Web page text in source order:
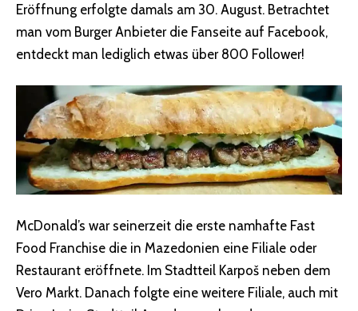
Eröffnung erfolgte damals am 30. August. Betrachtet
man vom Burger Anbieter die Fanseite auf Facebook,
entdeckt man lediglich etwas über 800 Follower!
McDonald’s war seinerzeit die erste namhafte Fast
Food Franchise die in Mazedonien eine Filiale oder
Restaurant eröffnete. Im Stadtteil Karpoš neben dem
Vero Markt. Danach folgte eine weitere Filiale, auch mit